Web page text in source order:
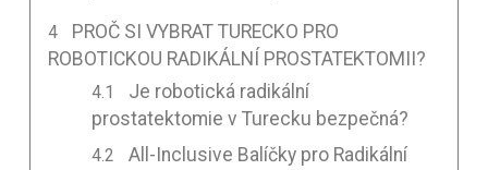
PROČ SI VYBRAT TURECKO PRO
ROBOTICKOU RADIKÁLNÍ PROSTATEKTOMII?
Je robotická radikální
prostatektomie v Turecku bezpečná?
All-Inclusive Balíčky pro Radikální